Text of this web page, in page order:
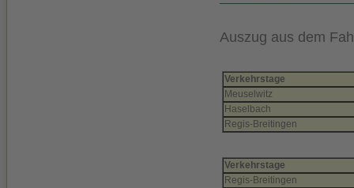
Auszug aus dem
Verkehrstage
Meuselwitz
Haselbach
Regis-Breitingen
Verkehrstage
Regis-Breitingen